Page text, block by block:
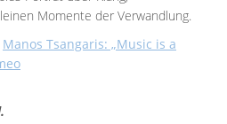
Momente der Verwandlung.
Manos Tsangaris: „Music is a